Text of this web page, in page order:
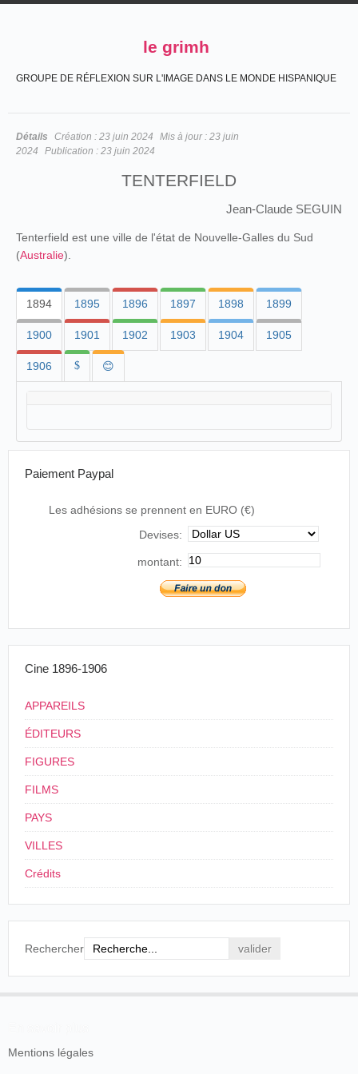
le grimh
GROUPE DE RÉFLEXION SUR L'IMAGE DANS LE MONDE HISPANIQUE
Détails Création : 23 juin 2024 Mis à jour : 23 juin
2024
Publication : 23 juin 2024
TENTERFIELD
Jean-Claude SEGUIN
Tenterfield est une ville de l'état de Nouvelle-Galles du Sud
(Australie).
1894 1895 1896 1897 1898 1899
1900 1901 1902 1903 1904 1905
1906 $ 😊
Paiement Paypal
Les adhésions se prennent en EURO (€)
Devises:
montant:
Cine 1896-1906
APPAREILS
ÉDITEURS
FIGURES
FILMS
PAYS
VILLES
Crédits
Rechercher
Mentions légales